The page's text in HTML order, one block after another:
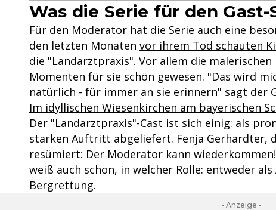
Was die Serie für den
Für den Moderator hat die Serie auch eine
den letzten Monaten vor ihrem Tod schauten
die "Landarztpraxis". Vor allem die malerischen
Momenten für sie schön gewesen. "Das wird
natürlich - für immer an sie erinnern" sagt der
Im idyllischen Wiesenkirchen am bayerischen
Der "Landarztpraxis"-Cast ist sich einig: als
starken Auftritt abgeliefert. Fenja Gerhardter,
resümiert: Der Moderator kann
weiß auch schon, in welcher Rolle: entweder
Bergrettung.
- Anzeige -